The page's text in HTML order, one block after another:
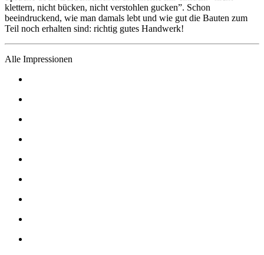
klettern, nicht bücken, nicht verstohlen gucken”. Schon
beeindruckend, wie man damals lebt und wie gut die Bauten zum
Teil noch erhalten sind: richtig gutes Handwerk!
Alle Impressionen